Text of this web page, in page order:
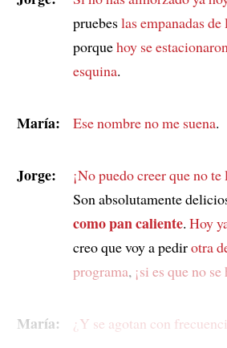
pruebeslas empanadas
porquehoy se
esquina.
María: Ese nombre no me suena.
Jorge:
¡No puedo creer que no
Son absolutamente
como pan caliente. Hoy
creo que voy a pedirotra
programa, ¡si es que no
María: ¿Y se agotan con